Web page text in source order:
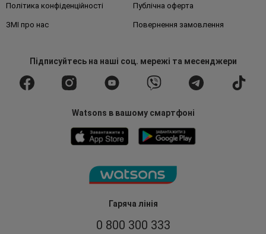
Гаряча лінія
0 800 300 333
Політика конфіденційності Публічна оферта
ЗМІ про нас Повернення замовлення
Підписуйтесьна наші соц. мережі та месенджери
Watsons в вашому смартфоні